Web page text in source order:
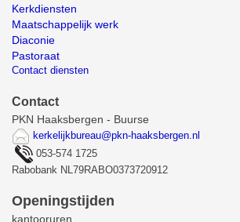
Kerkdiensten
Maatschappelijk werk
Diaconie
Pastoraat
Contact diensten
Contact
PKN Haaksbergen - Buurse
kerkelijkbureau@pkn-haaksbergen.nl
053-574 1725
Rabobank NL79RABO0373720912
Openingstijden
kantooruren